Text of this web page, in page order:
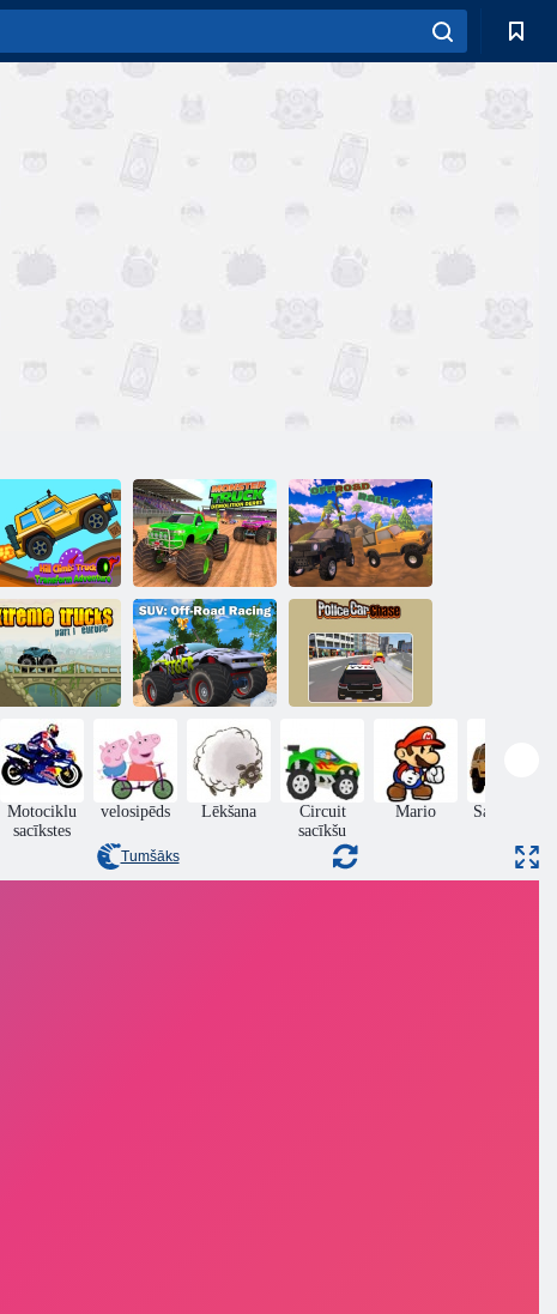
Kāpšana kalnā:
piedzīvojums ar
kravas auto
pārveidošanu
Monster kravas
automašīnu
nojaukšanas
derbijs
Bezceļu rallijs
Extreme Trucks
SUV: bezceļu
sacīkstes
Policijas
automašīnu
pakaļdzīšanās
Motociklu
sacīkstes
velosipēds Lēkšana
Circuit
sacīkšu
Mario
Sacīkšu uz
Tumšāks